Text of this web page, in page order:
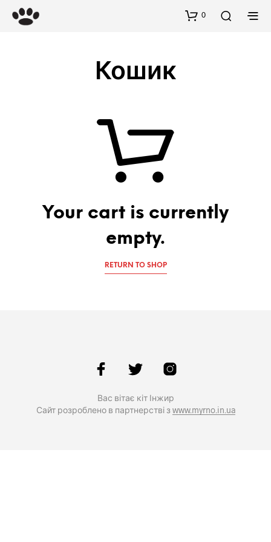
0
Кошик
Your cart is currently
empty.
RETURN TO SHOP
Вас вітає кіт Інжир
Сайт розроблено в партнерстві зwww.myrno.in.ua